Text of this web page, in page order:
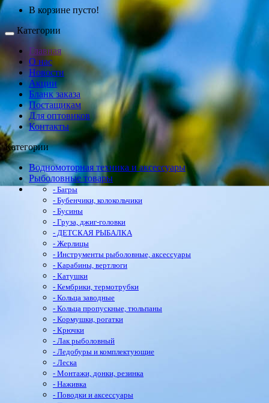
В корзине пусто!
Категории
Главная
О нас
Новости
Акции
Бланк заказа
Постащикам
Для оптовиков
Контакты
Категории
Водномоторная техника и аксессуары
Рыболовные товары
- Багры
- Бубенчики, колокольчики
- Бусины
- Груза, джиг-головки
- ДЕТСКАЯ РЫБАЛКА
- Жерлицы
- Инструменты рыболовные, аксессуары
- Карабины, вертлюги
- Катушки
- Кембрики, термотрубки
- Кольца заводные
- Кольца пропускные, тюльпаны
- Кормушки, рогатки
- Крючки
- Лак рыболовный
- Ледобуры и комплектующие
- Леска
- Монтажи, донки, резинка
- Наживка
- Поводки и аксессуары